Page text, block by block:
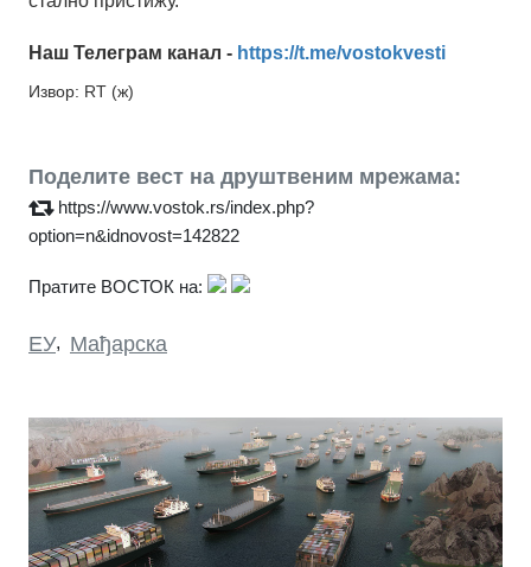
Наш Телеграм канал - https://t.me/vostokvesti
Извор: RT (ж)
Поделите вест на друштвеним мрежама:
https://www.vostok.rs/index.php?
option=n&idnovost=142822
Пратите ВОСТОК на:
ЕУ, Мађарска